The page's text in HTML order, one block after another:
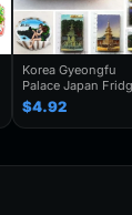
Korea Gyeongfu
Palace Japan
Magnets Tourist
Souvenir
Magnetic Stickers
Travel Gifts
$4.92